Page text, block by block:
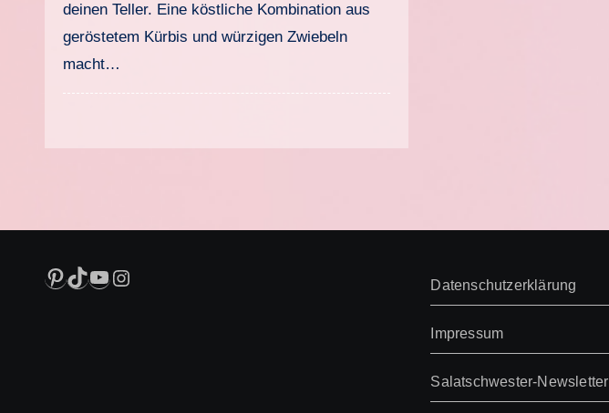
deinen Teller. Eine köstliche Kombination aus
geröstetem Kürbis und würzigen Zwiebeln
macht…
Pinterest
TikTok
YouTube
Instagram Datenschutzerklärung
Impressum
Salatschwester-Newsletter